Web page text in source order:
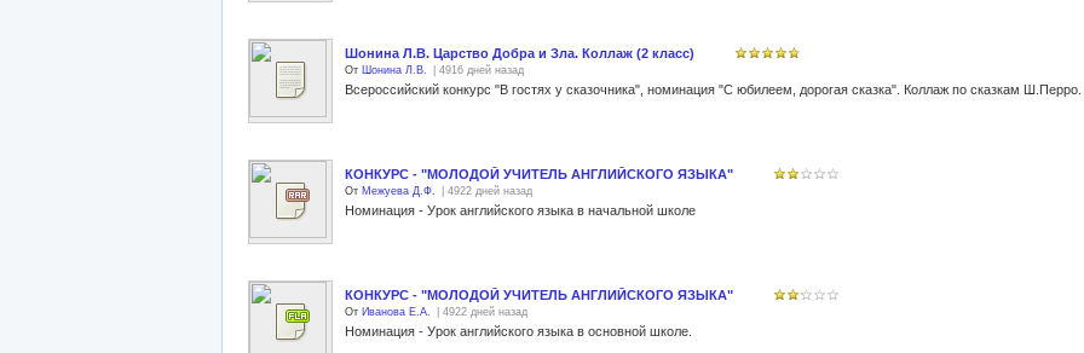
Шонина Л.В. Царство Добра и Зла. Коллаж (2 класс)
От Шонина Л.В. | 4916 дней назад
КОНКУРС - "МОЛОДОЙ УЧИТЕЛЬ АНГЛИЙСКОГО ЯЗЫКА"
От Межуева Д.Ф. | 4922 дней назад
Номинация - Урок английского языка в начальной школе
КОНКУРС - "МОЛОДОЙ УЧИТЕЛЬ АНГЛИЙСКОГО ЯЗЫКА"
От Иванова Е.А. | 4922 дней назад
Номинация - Урок английского языка в основной школе.